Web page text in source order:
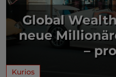
Global
neue
–
Kurios